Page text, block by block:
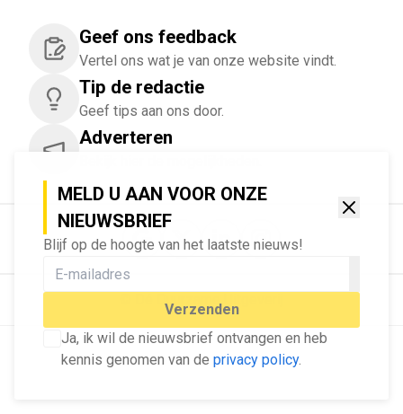
MELD U AAN VOOR ONZE
NIEUWSBRIEF
Blijf op de hoogte van het laatste nieuws!
Verzenden
Ja, ik wil de nieuwsbrief ontvangen en heb
kennis genomen van de privacy policy.
Geef ons feedback
Vertel ons wat je van onze website vindt.
Tip de redactie
Geef tips aan ons door.
Adverteren
© Dé Duurzame Uitgeverij